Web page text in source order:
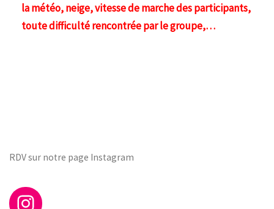
la météo, neige, vitesse de marche des participants,
toute difficulté rencontrée par le groupe,…
RDV sur notre page Instagram